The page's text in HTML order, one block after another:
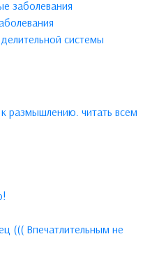
заболевания
системы
размышлению. читать всем
((( Впечатлительным не